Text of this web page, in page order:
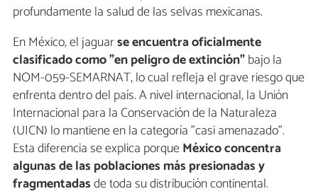
profundamente la salud de las selvas mexicanas.
En México, el jaguarse encuentra oficialmente
clasificado como "en peligro de extinción"bajo la
NOM-059-SEMARNAT, lo cual refleja el grave riesgo que
enfrenta dentro del país. A nivel internacional, la Unión
Internacional para la Conservación de la Naturaleza
(UICN) lo mantiene en la categoría "casi amenazado".
Esta diferencia se explica porqueMéxico concentra
algunas de las poblaciones más presionadas y
fragmentadasde toda su distribución continental.